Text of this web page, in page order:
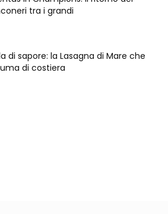
tra i grandi
di sapore: la Lasagna di Mare che
di costiera